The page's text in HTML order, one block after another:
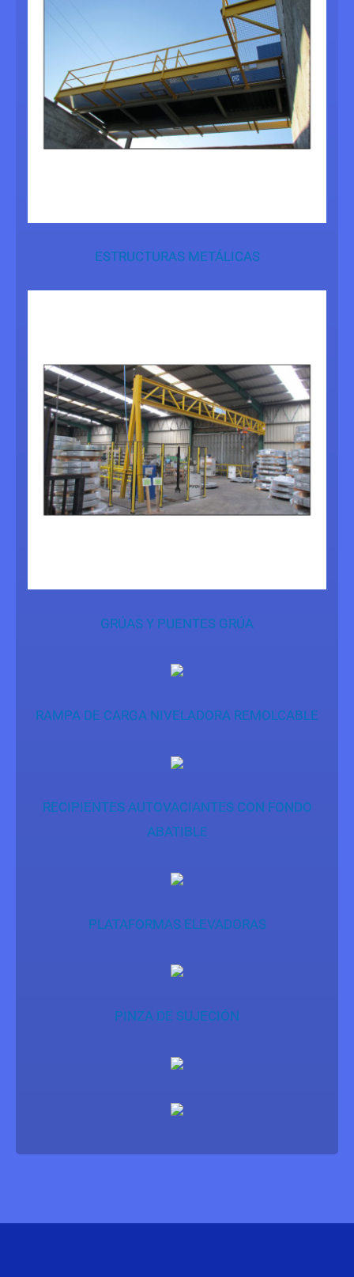
ESTRUCTURAS METÁLICAS
GRÚAS Y PUENTES GRÚA
RAMPA DE CARGA NIVELADORA REMOLCABLE
RECIPIENTES AUTOVACIANTES CON FONDO
ABATIBLE
PLATAFORMAS ELEVADORAS
PINZA DE SUJECIÓN